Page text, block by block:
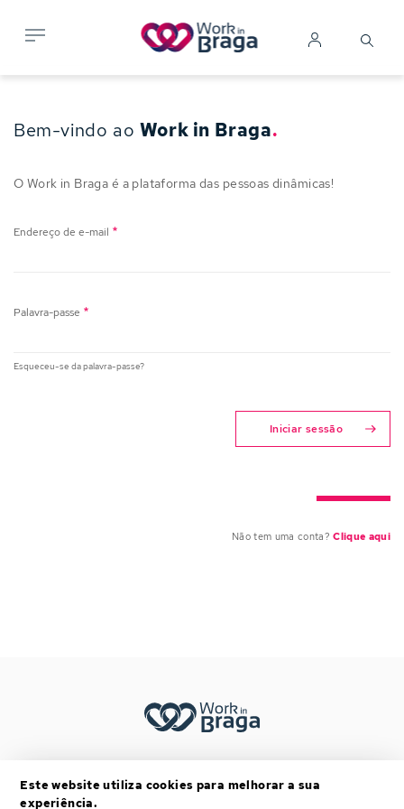
para
o
Mobile
Iniciar
Search
Bem-vindo ao Work in Braga.
O Work in Braga é a plataforma das pessoas dinâmicas!
Endereço de e-mail
Palavra-passe
Esqueceu-se da palavra-passe?
Iniciar sessão
Não tem uma conta?Clique aqui
Footer menu (mobile)
POLÍTICA DE PRIVACIDADE
Este website utiliza cookies para melhorar a sua
experiência.